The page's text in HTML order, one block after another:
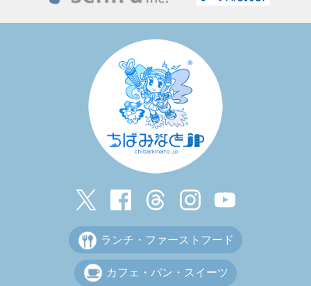
ランチ・ファーストフード
カフェ・パン・スイーツ